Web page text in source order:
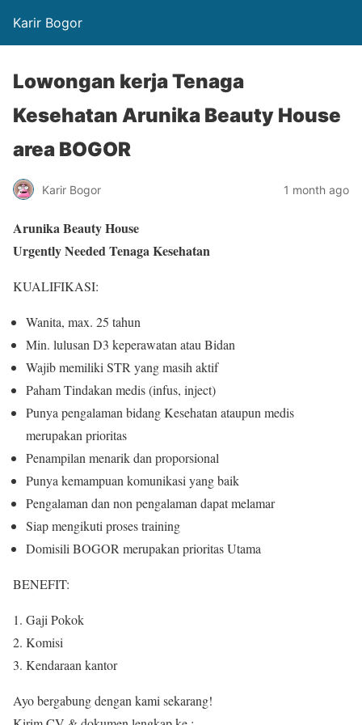
Karir Bogor
Lowongan kerja Tenaga
Kesehatan Arunika Beauty House
area BOGOR
Karir Bogor 1 month ago
Arunika Beauty House
Urgently Needed Tenaga Kesehatan
KUALIFIKASI:
Wanita, max. 25 tahun
Min. lulusan D3 keperawatan atau Bidan
Wajib memiliki STR yang masih aktif
Paham Tindakan medis (infus, inject)
Punya pengalaman bidang Kesehatan ataupun medis
merupakan prioritas
Penampilan menarik dan proporsional
Punya kemampuan komunikasi yang baik
Pengalaman dan non pengalaman dapat melamar
Siap mengikuti proses training
Domisili BOGOR merupakan prioritas Utama
BENEFIT:
Gaji Pokok
Komisi
Kendaraan kantor
Ayo bergabung dengan kami sekarang!